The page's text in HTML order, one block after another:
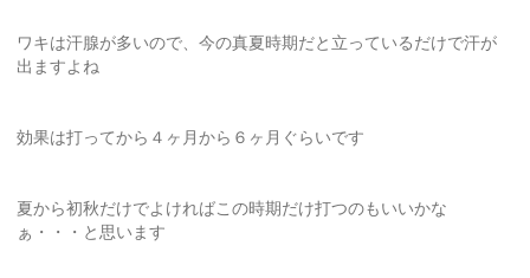
ワキは汗腺が多いので、今の真夏時期だと立っているだけで汗が
出ますよね
効果は打ってから４ヶ月から６ヶ月ぐらいです
夏から初秋だけでよければこの時期だけ打つのもいいかな
ぁ・・・と思います